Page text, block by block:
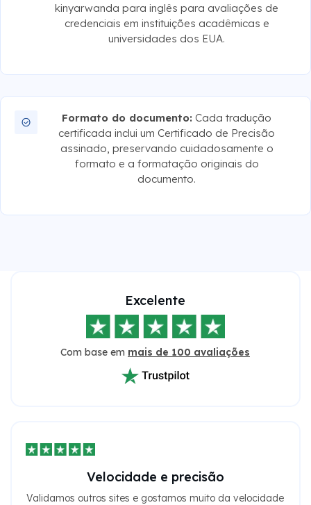
kinyarwanda para inglês para avaliações de
credenciais em instituições acadêmicas e
universidades dos EUA.
Formato do documento: Cada tradução
certificada inclui um Certificado de Precisão
assinado, preservando cuidadosamente o
formato e a formatação originais do
documento.
Excelente
Com base em mais de 100 avaliações
Velocidade e precisão
Validamos outros sites e gostamos muito da velocidade